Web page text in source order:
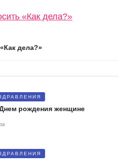
дела?»
рождения женщине